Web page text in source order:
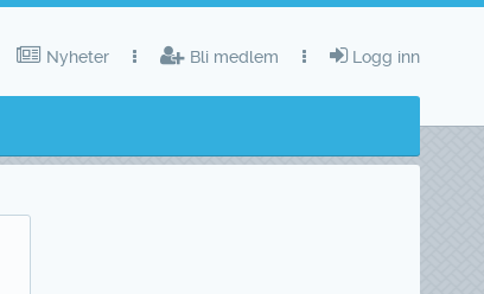
Logg inn
Bli medlem
Nyheter